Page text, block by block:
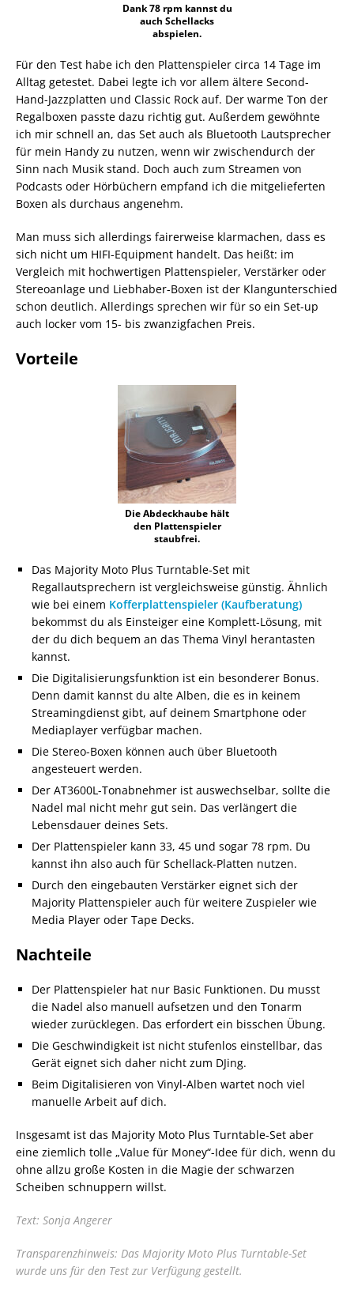
Dank 78 rpm kannst du
auch Schellacks
abspielen.
Für den Test habe ich den Plattenspieler circa 14 Tage im
Alltag getestet. Dabei legte ich vor allem ältere Second-
Hand-Jazzplatten und Classic Rock auf. Der warme Ton der
Regalboxen passte dazu richtig gut. Außerdem gewöhnte
ich mir schnell an, das Set auch als Bluetooth Lautsprecher
für mein Handy zu nutzen, wenn wir zwischendurch der
Sinn nach Musik stand. Doch auch zum Streamen von
Podcasts oder Hörbüchern empfand ich die mitgelieferten
Boxen als durchaus angenehm.
Man muss sich allerdings fairerweise klarmachen, dass es
sich nicht um HIFI-Equipment handelt. Das heißt: im
Vergleich mit hochwertigen Plattenspieler, Verstärker oder
Stereoanlage und Liebhaber-Boxen ist der Klangunterschied
schon deutlich. Allerdings sprechen wir für so ein Set-up
auch locker vom 15- bis zwanzigfachen Preis.
Vorteile
Die Abdeckhaube hält
den Plattenspieler
staubfrei.
Das Majority Moto Plus Turntable-Set mit
Regallautsprechern ist vergleichsweise günstig. Ähnlich
wie bei einem Kofferplattenspieler (Kaufberatung)
bekommst du als Einsteiger eine Komplett-Lösung, mit
der du dich bequem an das Thema Vinyl herantasten
kannst.
Die Digitalisierungsfunktion ist ein besonderer Bonus.
Denn damit kannst du alte Alben, die es in keinem
Streamingdienst gibt, auf deinem Smartphone oder
Mediaplayer verfügbar machen.
Die Stereo-Boxen können auch über Bluetooth
angesteuert werden.
Der AT3600L-Tonabnehmer ist auswechselbar, sollte die
Nadel mal nicht mehr gut sein. Das verlängert die
Lebensdauer deines Sets.
Der Plattenspieler kann 33, 45 und sogar 78 rpm. Du
kannst ihn also auch für Schellack-Platten nutzen.
Durch den eingebauten Verstärker eignet sich der
Majority Plattenspieler auch für weitere Zuspieler wie
Media Player oder Tape Decks.
Nachteile
Der Plattenspieler hat nur Basic Funktionen. Du musst
die Nadel also manuell aufsetzen und den Tonarm
wieder zurücklegen. Das erfordert ein bisschen Übung.
Die Geschwindigkeit ist nicht stufenlos einstellbar, das
Gerät eignet sich daher nicht zum DJing.
Beim Digitalisieren von Vinyl-Alben wartet noch viel
manuelle Arbeit auf dich.
Insgesamt ist das Majority Moto Plus Turntable-Set aber
eine ziemlich tolle „Value für Money“-Idee für dich, wenn du
ohne allzu große Kosten in die Magie der schwarzen
Scheiben schnuppern willst.
Text: Sonja Angerer
Transparenzhinweis: Das Majority Moto Plus Turntable-Set
wurde uns für den Test zur Verfügung gestellt.